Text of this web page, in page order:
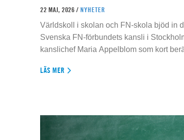
22 MAJ, 2026 / NYHETER
Världskoll i skolan och FN-skola bjöd in
Svenska FN-förbundets kansli i
kanslichef Maria Appelblom som kort
LÄS MER